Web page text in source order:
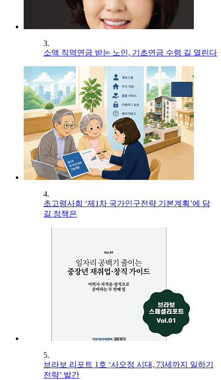
3.
소액 직역연금 받는 노인, 기초연금 수령 길 열린다
4.
초고령사회 ‘제1차 국가인구전략 기본계획’에 담
길 정책은
5.
브라보 리포트 1호 ‘사오정 시대, 73세까지 일하기
전략’ 발간